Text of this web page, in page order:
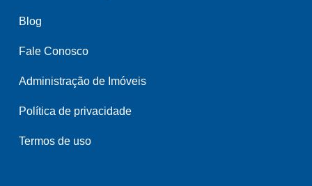
Blog
Fale Conosco
Administração de Imóveis
Política de privacidade
Termos de uso